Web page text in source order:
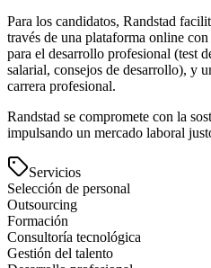
Para los candidatos, Randstad
través de una plataforma online
para el desarrollo profesional (test
salarial, consejos de desarrollo), y
carrera profesional.
Randstad se compromete con la
impulsando un mercado laboral
Servicios
Selección de personal
Outsourcing
Formación
Consultoría tecnológica
Gestión del talento